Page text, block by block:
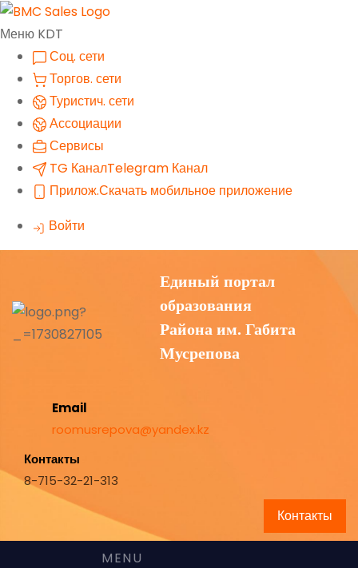
Меню KDT
Соц. сети
Торгов. сети
Туристич. сети
Ассоциации
Сервисы
TG КаналTelegram Канал
Прилож.Скачать мобильное приложение
Войти
Единый портал
образования
Района им. Габита
Мусрепова
Email
roomusrepova@yandex.kz
Контакты
8-715-32-21-313
Контакты
MENU